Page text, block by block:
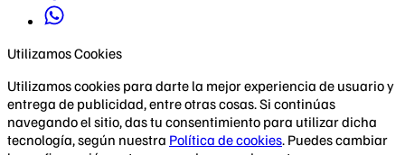
Utilizamos Cookies
Utilizamos cookies para darte la mejor experiencia de usuario y
entrega de publicidad, entre otras cosas. Si continúas
navegando el sitio, das tu consentimiento para utilizar dicha
tecnología, según nuestra Política de cookies. Puedes cambiar